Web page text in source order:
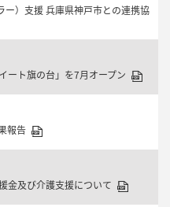
ー）支援 兵庫県神戸市との連携協
ート旗の台」を7月オープン
報告
金及び介護支援について